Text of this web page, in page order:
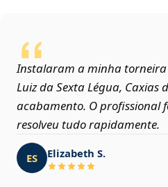
Instalaram a minha
Luiz da Sexta Légua, Caxias
acabamento. O profissional
resolveu tudo rapidamente.
ES Elizabeth S.